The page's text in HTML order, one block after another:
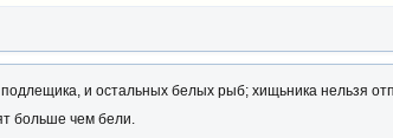
и остальных белых рыб; хищьника нельзя
больше чем бели.